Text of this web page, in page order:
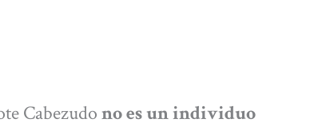
Cabezudono es un individuo